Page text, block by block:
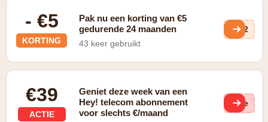
- €5
KORTING
Pak nu een korting van €5
gedurende 24 maanden
43 keer gebruikt
EO2
€39
ACTIE
Geniet deze week van een
Hey! telecom abonnement
voor slechts €/maand
(ge